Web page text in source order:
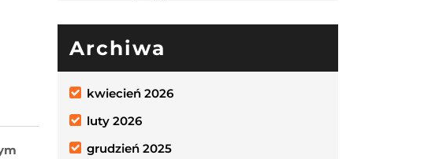
Archiwa
kwiecień 2026
luty 2026
grudzień 2025